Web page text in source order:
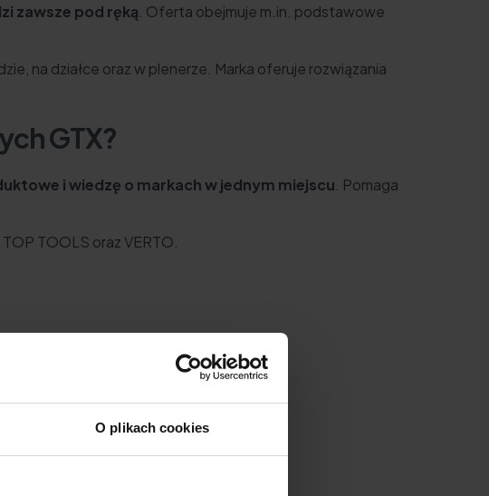
O plikach cookies
zawsze pod ręką . Oferta obejmuje m.in. podstawowe
na działce oraz w plenerze. Marka oferuje rozwiązania
GTX?
i wiedzę o markach w jednym miejscu . Pomaga
TOOLS oraz VERTO.